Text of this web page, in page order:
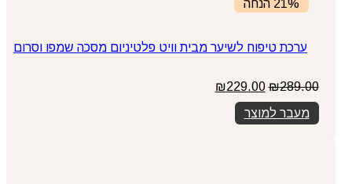
21% הנחה
ערכת טיפוח לשיער מבית וויט פלטיניום מסכה שמפו וסרום
₪289.00
המחיר
המקורי
היה:
₪289.00.
₪229.00
מעבר למוצר